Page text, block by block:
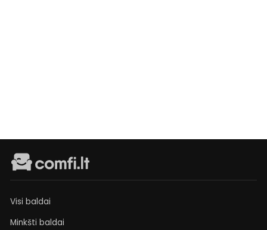
Visi baldai
Minkšti baldai